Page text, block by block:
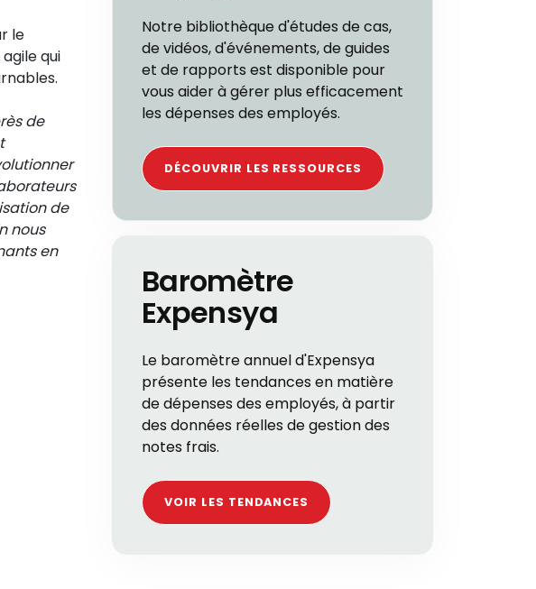
le
qui
de
de
nous
en
Notre bibliothèque d'études de cas,
de vidéos, d'événements, de guides
et de rapports est disponible pour
vous aider à gérer plus efficacement
les dépenses des employés.
DÉCOUVRIR LES RESSOURCES
Baromètre
Expensya
Le baromètre annuel d'Expensya
présente les tendances en matière
de dépenses des employés, à partir
des données réelles de gestion des
notes frais.
VOIR LES TENDANCES